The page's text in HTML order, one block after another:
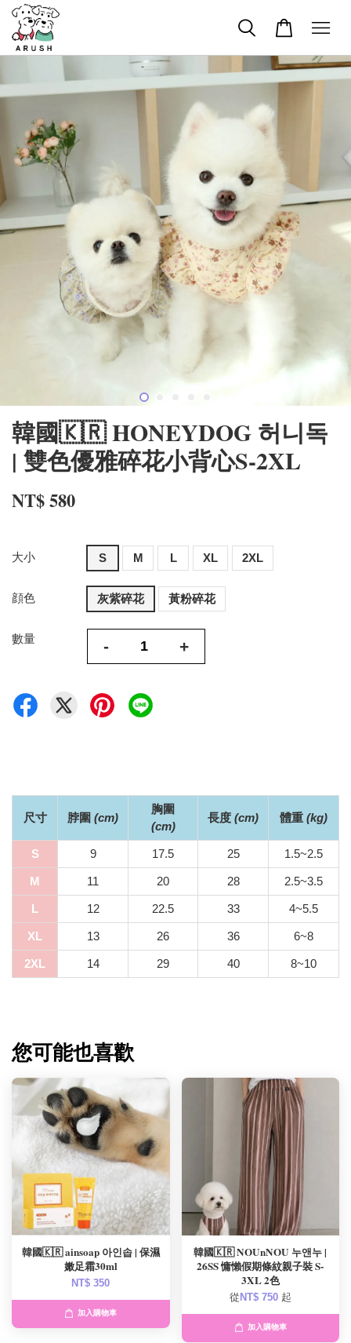
韓國🇰🇷 HONEYDOG 허니독
| 雙色優雅碎花小背心S-2XL
NT$ 580
大小 S M L XL 2XL
顔色 灰紫碎花 黃粉碎花
數量 - +
尺寸 脖圍 (cm)
胸圍
(cm)
長度 (cm) 體重 (kg)
S 9 17.5 25 1.5~2.5
M 11 20 28 2.5~3.5
L 12 22.5 33 4~5.5
XL 13 26 36 6~8
2XL 14 29 40 8~10
您可能也喜歡
韓國🇰🇷 ainsoap 아인솝 | 保濕
嫩足霜30ml
NT$ 350
加入購物車
韓國🇰🇷 NOUnNOU 누앤누 |
26SS 慵懶假期條紋親子裝 S-
3XL 2色
從 NT$ 750 起
加入購物車